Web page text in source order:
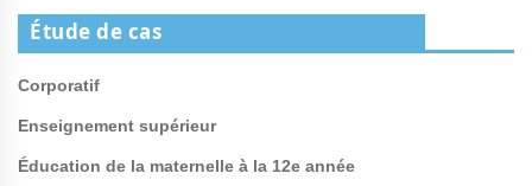
Étude de cas
Corporatif
Enseignement supérieur
Éducation de la maternelle à la 12e année